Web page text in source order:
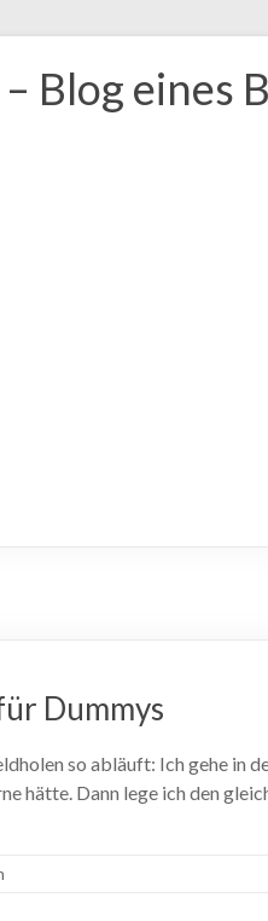
Blog eines
Dummys
so abläuft: Ich gehe in
hätte. Dann lege ich den